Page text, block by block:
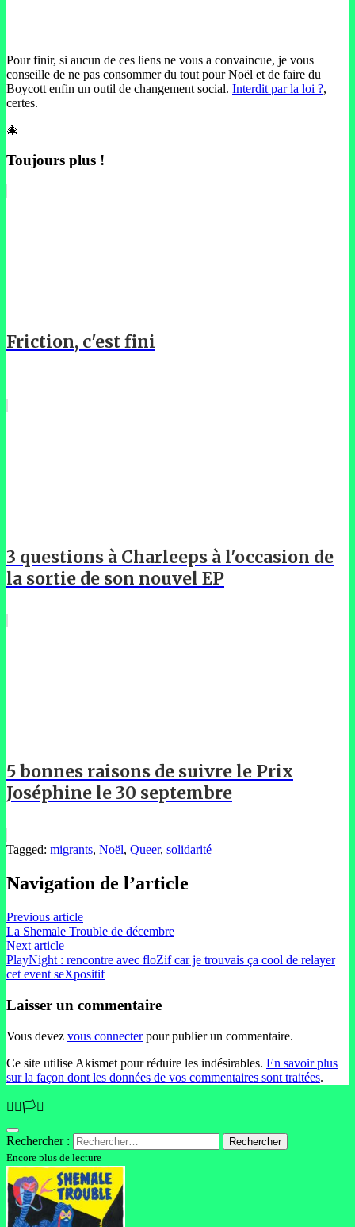
Pour finir, si aucun de ces liens ne vous a convaincue, je vous
conseille de ne pas consommer du tout pour Noël et de faire du
Boycott enfin un outil de changement social. Interdit par la loi ?,
certes.
🎄
Toujours plus !
Friction, c'est fini
3 questions à Charleeps à l'occasion de
la sortie de son nouvel EP
5 bonnes raisons de suivre le Prix
Joséphine le 30 septembre
Tagged: migrants, Noël, Queer, solidarité
Navigation de l’article
Previous article
La Shemale Trouble de décembre
Next article
PlayNight : rencontre avec floZif car je trouvais ça cool de relayer
cet event seXpositif
Laisser un commentaire
Vous devez vous connecterpour publier un commentaire.
Ce site utilise Akismet pour réduire les indésirables. En savoir plus
sur la façon dont les données de vos commentaires sont traitées.
🏳️‍🌈🏳️‍⚧️
Rechercher :
Encore plus de lecture